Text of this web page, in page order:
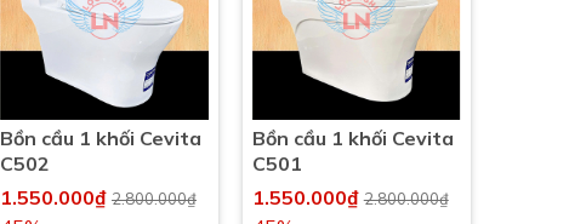
Bồn cầu 1 khối Cevita
C502
1.550.000₫ 2.800.000₫
Bồn cầu 1 khối Cevita
C501
1.550.000₫2.800.000₫